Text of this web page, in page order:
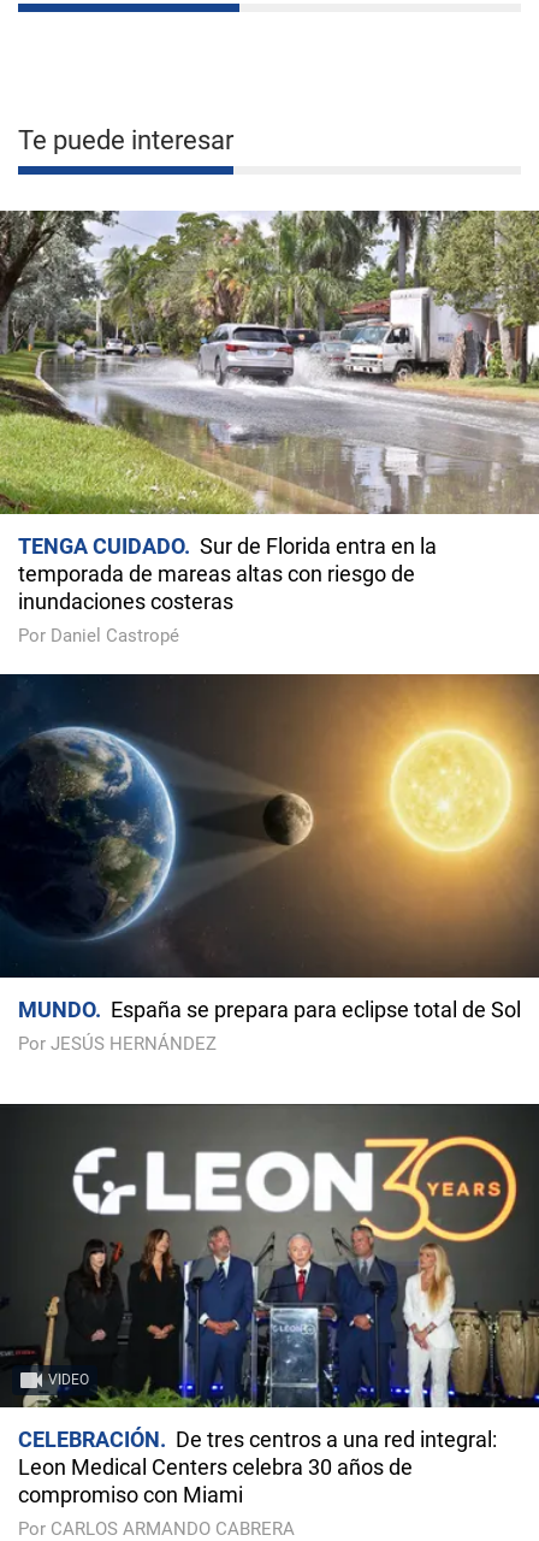
Te puede interesar
TENGA CUIDADO
Sur de Florida entra en la
temporada de mareas altas con riesgo de
inundaciones costeras
Por Daniel Castropé
MUNDO España se prepara para eclipse total de Sol
Por JESÚS HERNÁNDEZ
VIDEO
CELEBRACIÓN
De tres centros a una red integral:
Leon Medical Centers celebra 30 años de
compromiso con Miami
Por CARLOS ARMANDO CABRERA